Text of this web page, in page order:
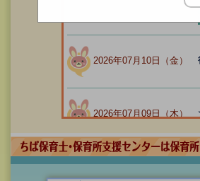
2026年07月10日（金）
2026年07月09日（木）
2026年05月29日（金）